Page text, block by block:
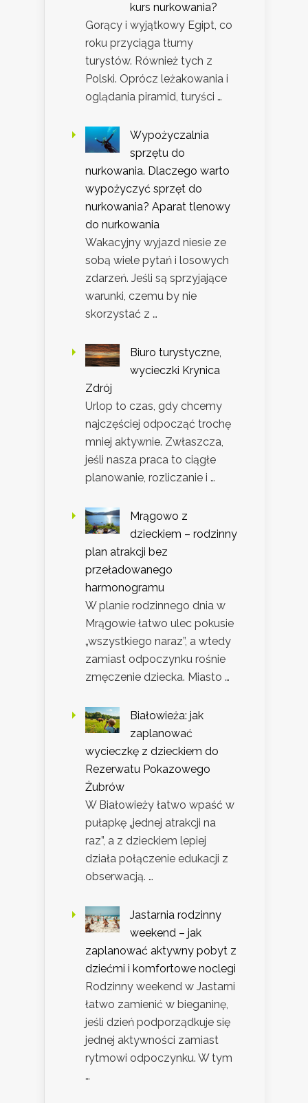
kurs nurkowania?
Gorący i wyjątkowy Egipt, co
roku przyciąga tłumy
turystów. Również tych z
Polski. Oprócz leżakowania i
oglądania piramid, turyści …
Wypożyczalnia
sprzętu do
nurkowania. Dlaczego warto
wypożyczyć sprzęt do
nurkowania? Aparat tlenowy
do nurkowania
Wakacyjny wyjazd niesie ze
sobą wiele pytań i losowych
zdarzeń. Jeśli są sprzyjające
warunki, czemu by nie
skorzystać z …
Biuro turystyczne,
wycieczki Krynica
Zdrój
Urlop to czas, gdy chcemy
najczęściej odpocząć trochę
mniej aktywnie. Zwłaszcza,
jeśli nasza praca to ciągłe
planowanie, rozliczanie i …
Mrągowo z
dzieckiem – rodzinny
plan atrakcji bez
przeładowanego
harmonogramu
W planie rodzinnego dnia w
Mrągowie łatwo ulec pokusie
„wszystkiego naraz”, a wtedy
zamiast odpoczynku rośnie
zmęczenie dziecka. Miasto …
Białowieża: jak
zaplanować
wycieczkę z dzieckiem do
Rezerwatu Pokazowego
Żubrów
W Białowieży łatwo wpaść w
pułapkę „jednej atrakcji na
raz”, a z dzieckiem lepiej
działa połączenie edukacji z
obserwacją. …
Jastarnia rodzinny
weekend – jak
zaplanować aktywny pobyt z
dziećmi i komfortowe noclegi
Rodzinny weekend w Jastarni
łatwo zamienić w bieganinę,
jeśli dzień podporządkuje się
jednej aktywności zamiast
rytmowi odpoczynku. W tym
…